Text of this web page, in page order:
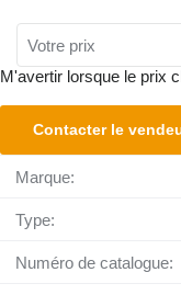
M'avertir lorsque le prix
Contacter le
Marque:
Type:
Numéro de catalogue: